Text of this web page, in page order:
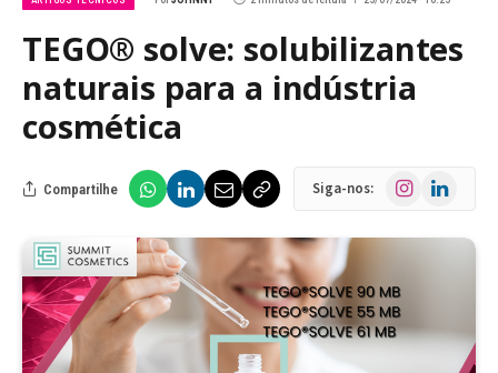
TEGO® solve: solubilizantes
naturais para a indústria
cosmética
Compartilhe Siga-nos: InstagramLinkedIn